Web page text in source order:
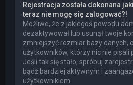
Rejestracja została dokonana
teraz nie mogę się zalogować?!
Możliwe, że z jakiegoś powodu
dezaktywował lub usunął twoje
zmniejszyć rozmiar bazy danych,
użytkowników, którzy nic nie pisali
Jeśli tak się stało, spróbuj
bądź bardziej aktywnym i
użytkownikiem.